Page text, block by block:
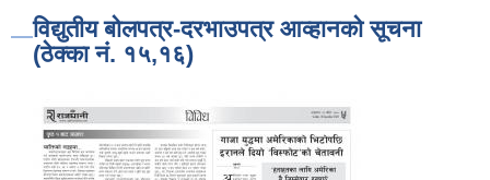
विद्युतीय बोलपत्र-दरभाउपत्र आव्हानको सूचना
(ठेक्का नं. १५,१६)